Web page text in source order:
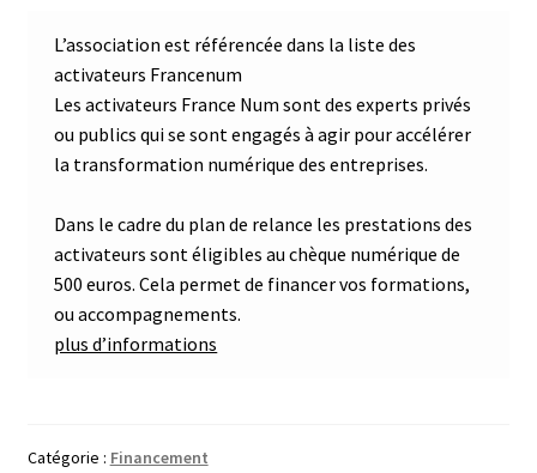
L’association est référencée dans la liste des
activateurs Francenum
Les activateurs France Num sont des experts privés
ou publics qui se sont engagés à agir pour accélérer
la transformation numérique des entreprises.
Dans le cadre du plan de relance les prestations des
activateurs sont éligibles au chèque numérique de
500 euros. Cela permet de financer vos formations,
ou accompagnements.
plus d’informations
Catégorie : Financement